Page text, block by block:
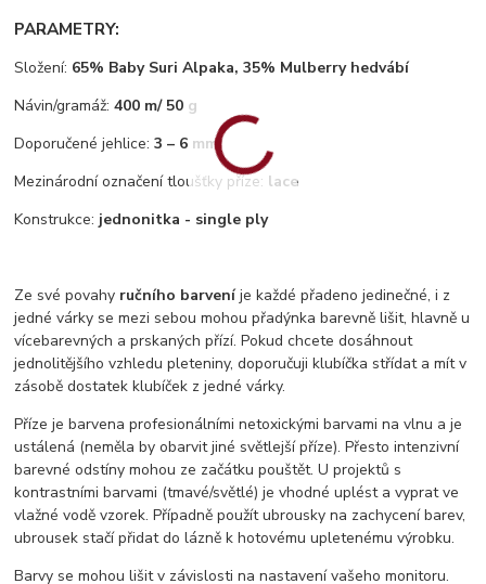
PARAMETRY:
Složení: 65% Baby Suri Alpaka, 35% Mulberry hedvábí
Návin/gramáž:400 m/ 50 g
Doporučené jehlice:3 – 6 mm
Mezinárodní označení tloušťky příze: lace
Konstrukce: jednonitka - single ply
Ze své povahy ručního barveníje každé přadeno jedinečné, i z
jedné várky se mezi sebou mohou přadýnka barevně lišit, hlavně u
vícebarevných a prskaných přízí. Pokud chcete dosáhnout
jednolitějšího vzhledu pleteniny, doporučuji klubíčka střídat a mít v
zásobě dostatek klubíček z jedné várky.
Příze je barvena profesionálními netoxickými barvami na vlnu a je
ustálená (neměla by obarvit jiné světlejší příze). Přesto intenzivní
barevné odstíny mohou ze začátku pouštět. U projektů s
kontrastními barvami (tmavé/světlé) je vhodné uplést a vyprat ve
vlažné vodě vzorek. Případně použít ubrousky na zachycení barev,
ubrousek stačí přidat do lázně k hotovému upletenému výrobku.
Barvy se mohou lišit v závislosti na nastavení vašeho monitoru.